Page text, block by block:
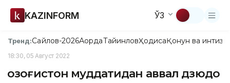
KAZINFORM ЎЗ
Тренд:Сайлов-2026АқордаТайинловҲодисаҚонун ва
18:30, 05 Август 2022
Қозоғистон муддатидан аввал дзюдо